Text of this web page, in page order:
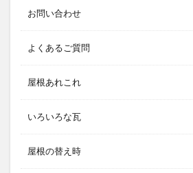
お問い合わせ
よくあるご質問
屋根あれこれ
いろいろな瓦
屋根の替え時